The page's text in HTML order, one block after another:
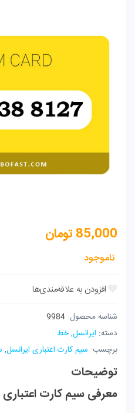
85,000تومان
ناموجود
شناسه محصول: 9984
دسته: ایرانسل,خط
برچسب: سیم کارت اعتباری ایرانسل,
توضیحات
معرفی سیم کارت اعتباری